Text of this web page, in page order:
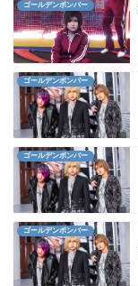
ゴールデンボンバー
ゴールデンボンバー
ゴールデンボンバー
ゴールデンボンバー